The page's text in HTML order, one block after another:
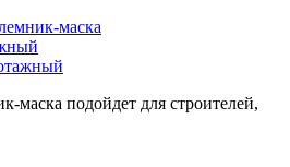
подойдет для строителей,